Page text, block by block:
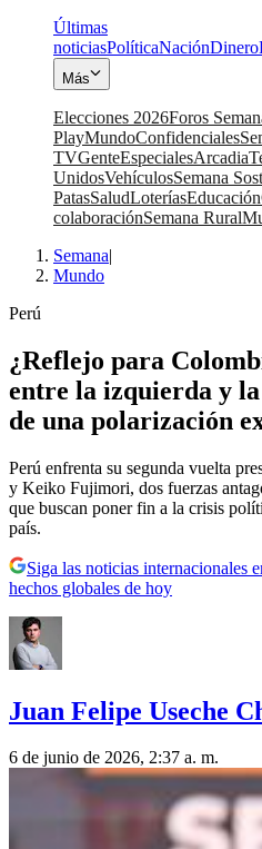
Últimas
noticiasPolíticaNaciónDinero
Más
Elecciones 2026Foros
PlayMundoConfidenciales
TVGenteEspecialesArcadia
UnidosVehículosSemana
PatasSaludLoteríasEducación
colaboraciónSemana Rural
Semana|
Mundo
Perú
¿Reflejo para
entre la izquierda y
de una polarización
Perú enfrenta su segunda vuelta
y Keiko Fujimori, dos fuerzas
que buscan poner fin a la crisis
país.
Siga las noticias internacionales
hechos globales de hoy
Juan Felipe Useche
6 de junio de 2026, 2:37 a. m.